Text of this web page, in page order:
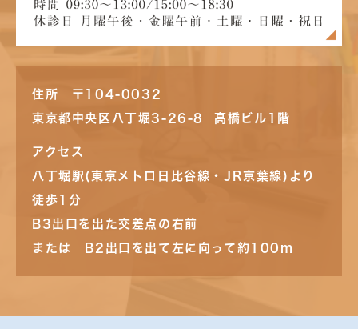
住所 〒104-0032
東京都中央区八丁堀3-26-8 高橋ビル1階
アクセス
八丁堀駅(東京メトロ日比谷線・JR京葉線)より
徒歩1分
B3出口を出た交差点の右前
または B2出口を出て左に向って約100m